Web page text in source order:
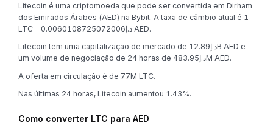
Litecoin é uma criptomoeda que pode ser convertida em Dirham
dos Emirados Árabes (AED) na Bybit. A taxa de câmbio atual é 1
LTC = د.إ0.0060108725072006 AED.
Litecoin tem uma capitalização de mercado de د.إ12.89B AED e
um volume de negociação de 24 horas de د.إ483.95M AED.
A oferta em circulação é de 77M LTC.
Nas últimas 24 horas, Litecoin aumentou 1.43%.
Como converter LTC para AED